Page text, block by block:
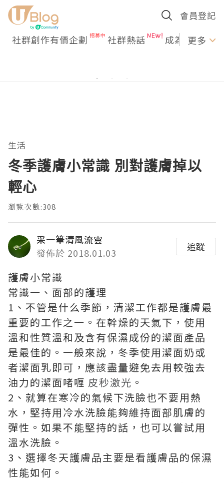
會員登記
社群創作有價企劃 社群熱話 成為U更多
生活
冬季護膚小常識 別對護膚掉以
輕心
瀏覽次數:308
采一筆清風流雲
發佈於 2018.01.03
追蹤
護膚小常識
常識一、面部的護理
1、不管是什么季節，清潔工作都是護膚最
重要的工作之一。在幹燥的天氣下，使用
溫和性質溫和及含有保濕成份的潔面產品
是最佳的。一般來說，冬季使用潔面奶或
者潔面乳即可，應該盡量避免去用較強去
油力的潔面啫喱 皮秒激光 。
2、就算在寒冷的氣候下洗臉也不要用熱
水，堅持用冷水洗臉能夠維持面部肌膚的
彈性。如果不能堅持的話，也可以嘗試用
溫水洗臉。
3、選擇冬天護膚品主要是看護膚品的保濕
性能如何。